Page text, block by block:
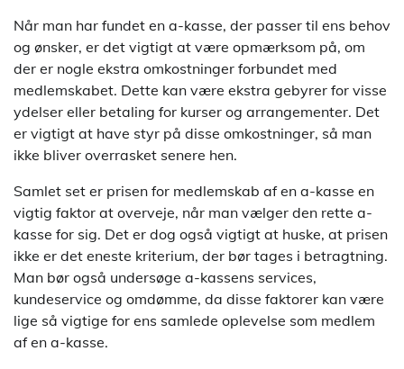
Når man har fundet en a-kasse, der passer til ens behov
og ønsker, er det vigtigt at være opmærksom på, om
der er nogle ekstra omkostninger forbundet med
medlemskabet. Dette kan være ekstra gebyrer for visse
ydelser eller betaling for kurser og arrangementer. Det
er vigtigt at have styr på disse omkostninger, så man
ikke bliver overrasket senere hen.
Samlet set er prisen for medlemskab af en a-kasse en
vigtig faktor at overveje, når man vælger den rette a-
kasse for sig. Det er dog også vigtigt at huske, at prisen
ikke er det eneste kriterium, der bør tages i betragtning.
Man bør også undersøge a-kassens services,
kundeservice og omdømme, da disse faktorer kan være
lige så vigtige for ens samlede oplevelse som medlem
af en a-kasse.